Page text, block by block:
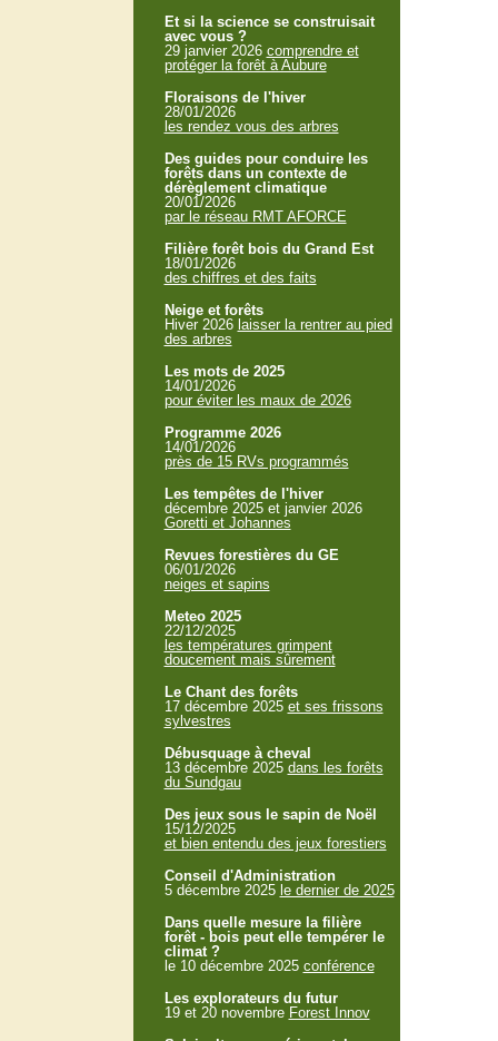
Et si la science se construisait
avec vous ?
29 janvier 2026 comprendre et
protéger la forêt à Aubure
Floraisons de l'hiver
28/01/2026
les rendez vous des arbres
Des guides pour conduire les
forêts dans un contexte de
dérèglement climatique
20/01/2026
par le réseau RMT AFORCE
Filière forêt bois du Grand Est
18/01/2026
des chiffres et des faits
Neige et forêts
Hiver 2026 laisser la rentrer au pied
des arbres
Les mots de 2025
14/01/2026
pour éviter les maux de 2026
Programme 2026
14/01/2026
près de 15 RVs programmés
Les tempêtes de l'hiver
décembre 2025 et janvier 2026
Goretti et Johannes
Revues forestières du GE
06/01/2026
neiges et sapins
Meteo 2025
22/12/2025
les températures grimpent
doucement mais sûrement
Le Chant des forêts
17 décembre 2025 et ses frissons
sylvestres
Débusquage à cheval
13 décembre 2025 dans les forêts
du Sundgau
Des jeux sous le sapin de Noël
15/12/2025
et bien entendu des jeux forestiers
Conseil d'Administration
5 décembre 2025 le dernier de 2025
Dans quelle mesure la filière
forêt - bois peut elle tempérer le
climat ?
le 10 décembre 2025 conférence
Les explorateurs du futur
19 et 20 novembre Forest Innov